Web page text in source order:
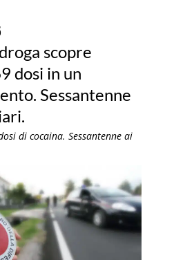
scopre
dosi in un
Sessantenne
di cocaina. Sessantenne ai